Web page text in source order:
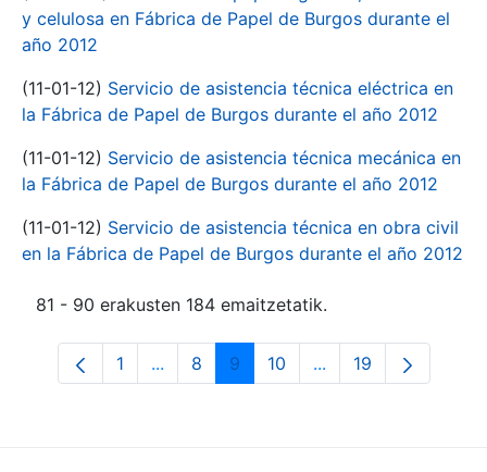
y celulosa en Fábrica de Papel de Burgos durante el
año 2012
(11-01-12) Servicio de asistencia técnica eléctrica en
la Fábrica de Papel de Burgos durante el año 2012
(11-01-12) Servicio de asistencia técnica mecánica en
la Fábrica de Papel de Burgos durante el año 2012
(11-01-12) Servicio de asistencia técnica en obra civil
en la Fábrica de Papel de Burgos durante el año 2012
81 - 90 erakusten 184 emaitzetatik.
Orrialdea
1 ...Intermediate Pages Use TAB to
Orrialdea
8 Orrialdea
9 Orrialdea
10 ...Intermediate Pages
Orrialdea
19